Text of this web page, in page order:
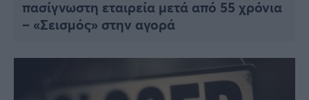
πασίγνωστη εταιρεία μετά από 55 χρόνια
– «Σεισμός» στην αγορά